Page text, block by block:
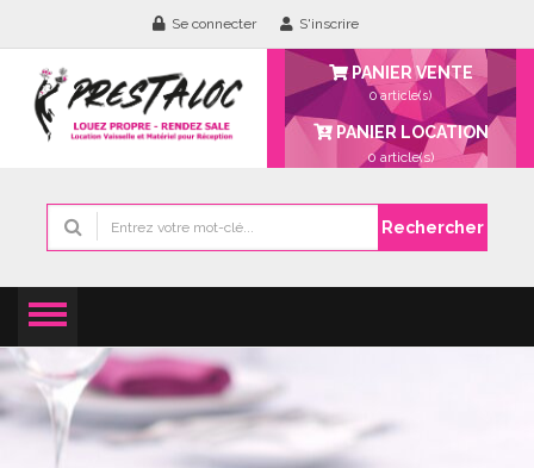
Se connecter S'inscrire
PANIER VENTE
0 article(s)
PANIER LOCATION
0 article(s)
Rechercher